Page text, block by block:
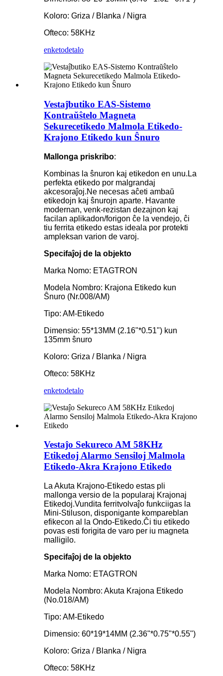
Koloro: Griza / Blanka / Nigra
Ofteco: 58KHz
enketodetalo
Vestaĵbutiko EAS-Sistemo
Kontraŭŝtelo Magneta
Sekurecetikedo Malmola Etikedo-
Krajono Etikedo kun Ŝnuro
Mallonga priskribo:
Kombinas la ŝnuron kaj etikedon en unu.La
perfekta etikedo por malgrandaj
akcesoraĵoj.Ne necesas aĉeti ambaŭ
etikedojn kaj ŝnurojn aparte. Havante
modernan, venk-rezistan dezajnon kaj
facilan aplikadon/forigon ĉe la vendejo, ĉi
tiu ferrita etikedo estas ideala por protekti
ampleksan varion de varoj.
Specifaĵoj de la objekto
Marka Nomo: ETAGTRON
Modela Nombro: Krajona Etikedo kun
Ŝnuro (Nr.008/AM)
Tipo: AM-Etikedo
Dimensio: 55*13MM (2.16"*0.51") kun
135mm ŝnuro
Koloro: Griza / Blanka / Nigra
Ofteco: 58KHz
enketodetalo
Vestaĵo Sekureco AM 58KHz
Etikedoj Alarmo Sensiloj Malmola
Etikedo-Akra Krajono Etikedo
La Akuta Krajono-Etikedo estas pli
mallonga versio de la popularaj Krajonaj
Etikedoj.Vundita ferritvolvaĵo funkciigas la
Mini-Stiluson, disponigante kompareblan
efikecon al la Ondo-Etikedo.Ĉi tiu etikedo
povas esti forigita de varo per iu magneta
malligilo.
Specifaĵoj de la objekto
Marka Nomo: ETAGTRON
Modela Nombro: Akuta Krajona Etikedo
(No.018/AM)
Tipo: AM-Etikedo
Dimensio: 60*19*14MM (2.36"*0.75"*0.55")
Koloro: Griza / Blanka / Nigra
Ofteco: 58KHz